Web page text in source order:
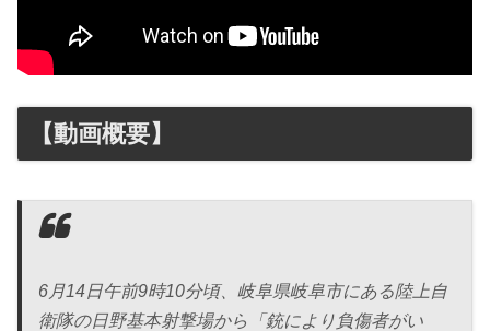
【動画概要】
6月14日午前9時10分頃、岐阜県岐阜市にある陸上自
衛隊の日野基本射撃場から「銃により負傷者がい